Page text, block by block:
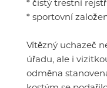
* čistý trestní
* sportovní
Vítězný uchazeč
úřadu, ale i
odměna